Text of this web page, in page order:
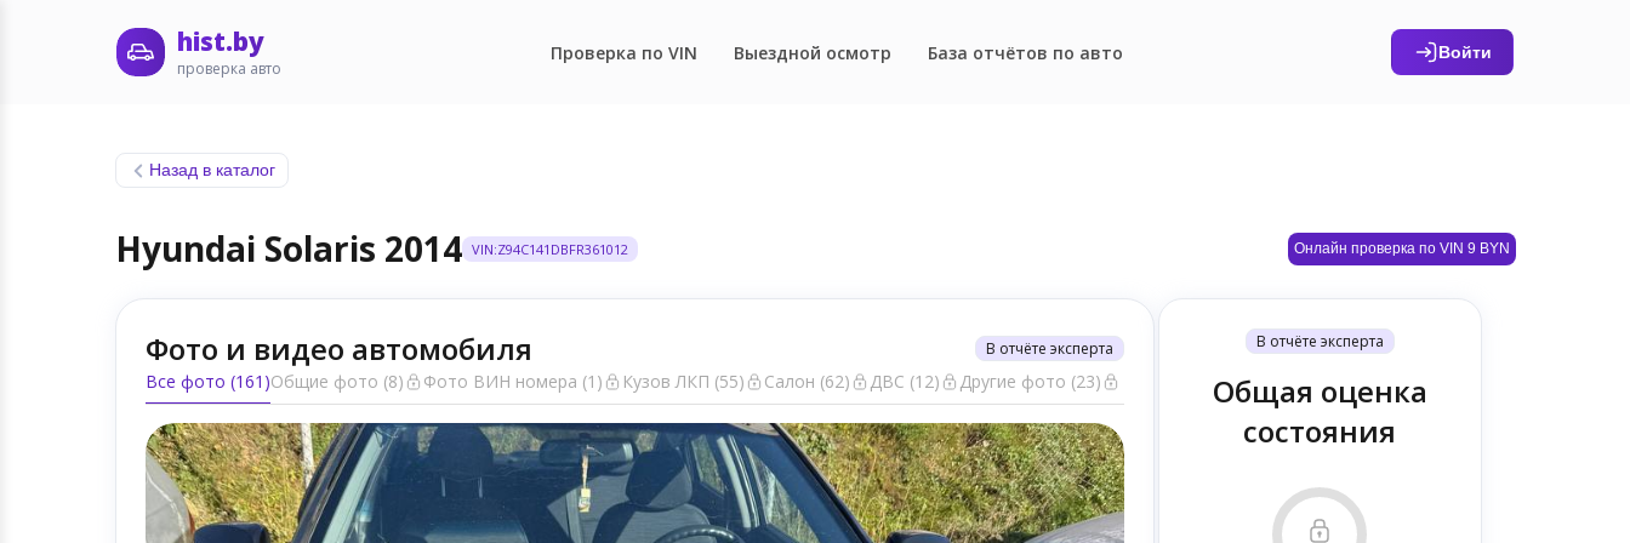
hist.by
проверка авто
Проверка по VIN Выездной осмотр База отчётов по авто Войти
Назад в каталог
Hyundai Solaris 2014 VIN:Z94C141DBFR361012 Онлайн проверка по VIN 9 BYN
Фото и видео автомобиля В отчёте эксперта
Все фото (161)Общие фото (8) Фото ВИН номера (1) Кузов ЛКП (55) Салон (62) ДВС (12) Другие фото (23)
В отчёте эксперта
Общая оценка
состояния